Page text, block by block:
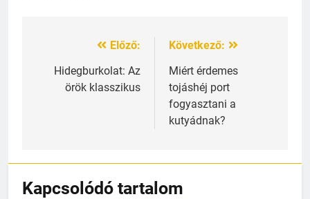
Bejegyzés
navigáció
Előző:
Hidegburkolat: Az
örök klasszikus
Következő:
Miért érdemes
tojáshéj port
fogyasztani a
kutyádnak?
Kapcsolódó tartalom